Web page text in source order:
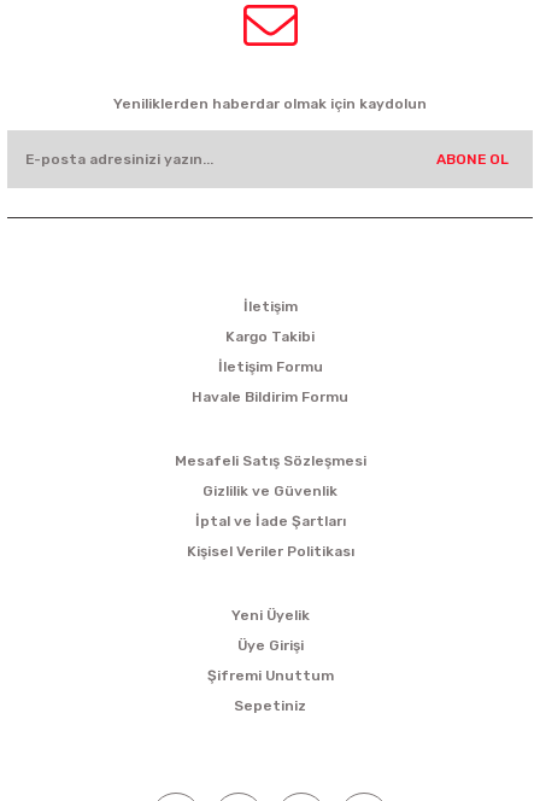
Yeniliklerden haberdar olmak için kaydolun
ABONE OL
İletişim
Kargo Takibi
İletişim Formu
Havale Bildirim Formu
Mesafeli Satış Sözleşmesi
Gizlilik ve Güvenlik
İptal ve İade Şartları
Kişisel Veriler Politikası
Yeni Üyelik
Üye Girişi
Şifremi Unuttum
Sepetiniz